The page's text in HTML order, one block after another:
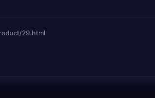
29.html